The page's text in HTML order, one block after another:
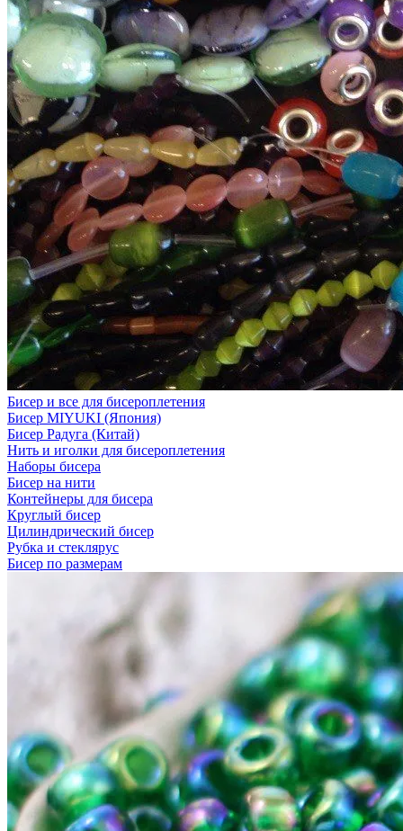
Бисер и все для бисероплетения
Бисер MIYUKI (Япония)
Бисер Радуга (Китай)
Нить и иголки для бисероплетения
Наборы бисера
Бисер на нити
Контейнеры для бисера
Круглый бисер
Цилиндрический бисер
Рубка и стеклярус
Бисер по размерам